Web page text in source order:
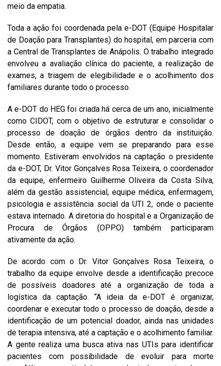
meio da empatia.
Toda a ação foi coordenada pela e-DOT (Equipe Hospitalar
de Doação para Transplantes) do hospital, em parceria com
a Central de Transplantes de Anápolis. O trabalho integrado
envolveu a avaliação clínica do paciente, a realização de
exames, a triagem de elegibilidade e o acolhimento dos
familiares durante todo o processo.
A e-DOT do HEG foi criada há cerca de um ano, inicialmente
como CIDOT, com o objetivo de estruturar e consolidar o
processo de doação de órgãos dentro da instituição.
Desde então, a equipe vem se preparando para esse
momento. Estiveram envolvidos na captação o presidente
da e-DOT, Dr. Vitor Gonçalves Rosa Teixeira, o coordenador
da equipe, enfermeiro Guilherme Oliveira da Costa Silva,
além da gestão assistencial, equipe médica, enfermagem,
psicologia e assistência social da UTI 2, onde o paciente
estava internado. A diretoria do hospital e a Organização de
Procura de Órgãos (OPPO) também participaram
ativamente da ação.
De acordo com o Dr. Vitor Gonçalves Rosa Teixeira, o
trabalho da equipe envolve desde a identificação precoce
de possíveis doadores até a organização de toda a
logística da captação. “A ideia da e-DOT é organizar,
coordenar e executar todo o processo de doação, desde a
identificação de um potencial doador, ainda nas unidades
de terapia intensiva, até a captação e o acolhimento familiar.
A gente realiza uma busca ativa nas UTIs para identificar
pacientes com possibilidade de evoluir para morte